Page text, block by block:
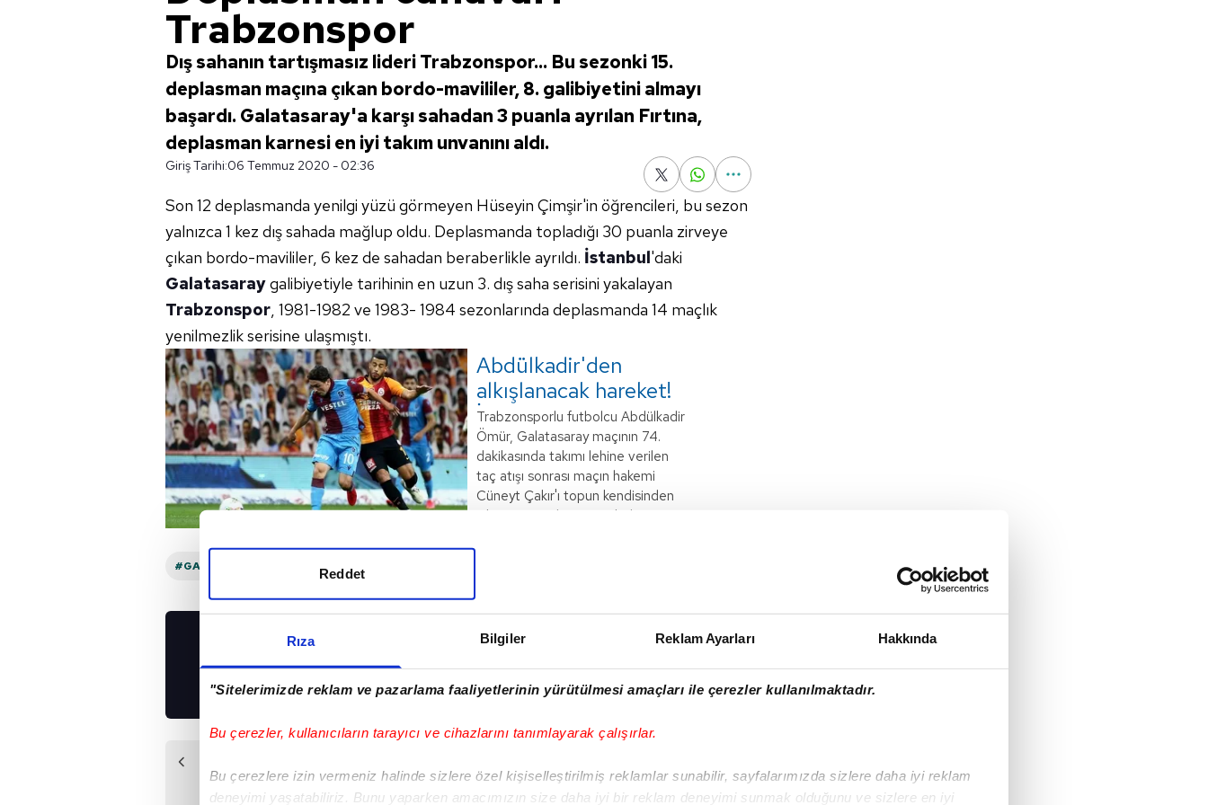
Rıza Bilgiler Reklam Ayarları Hakkında
"Sitelerimizde reklam ve pazarlama faaliyetlerinin yürütülmesi amaçları ile çerezler kullanılmaktadır.
Bu çerezler, kullanıcıların tarayıcı ve cihazlarını tanımlayarak çalışırlar.
Bu çerezlere izin vermeniz halinde sizlere özel kişiselleştirilmiş reklamlar sunabilir, sayfalarımızda sizlere daha iyi reklam
deneyimi yaşatabiliriz. Bunu yaparken amacımızın size daha iyi bir reklam deneyimi sunmak olduğunu ve sizlere en iyi
Reddet
Trabzonspor
Dış sahanın tartışmasız lideri Trabzonspor... Bu sezonki 15.
deplasman maçına çıkan bordo-mavililer, 8. galibiyetini almayı
başardı. Galatasaray'a karşı sahadan 3 puanla ayrılan Fırtına,
deplasman karnesi en iyi takım unvanını aldı.
Giriş Tarihi:06 Temmuz 2020 - 02:36
Son 12 deplasmanda yenilgi yüzü görmeyen Hüseyin Çimşir'in öğrencileri, bu sezon
yalnızca 1 kez dış sahada mağlup oldu. Deplasmanda topladığı 30 puanla zirveye
çıkan bordo-mavililer, 6 kez de sahadan beraberlikle ayrıldı. İstanbul'daki
Galatasaraygalibiyetiyle tarihinin en uzun 3. dış saha serisini yakalayan
Trabzonspor, 1981-1982 ve 1983- 1984 sezonlarında deplasmanda 14 maçlık
yenilmezlik serisine ulaşmıştı.
Abdülkadir'den
alkışlanacak hareket!
İlk tebrik
Belhanda'dan
Trabzonsporlu futbolcu Abdülkadir
Ömür, Galatasaray maçının 74.
dakikasında takımı lehine verilen
taç atışı sonrası maçın hakemi
Cüneyt Çakır'ı topun kendisinden
çıktığı yönünde uyararak doğru
#GALATASARAY #İSTANBUL
İNDİRİN!
Hakemsiz maç!
Kuzeyin Kralı Cisse'yi